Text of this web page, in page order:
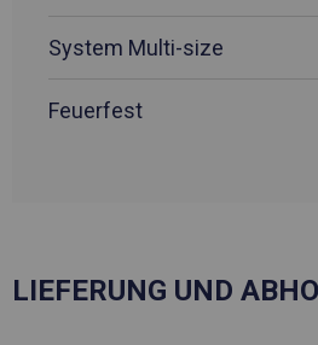
System Multi-size
Feuerfest
LIEFERUNG UND